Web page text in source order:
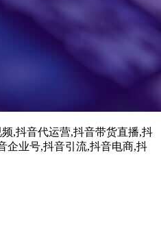
,抖音代运营,抖音带货直播,抖
企业号,抖音引流,抖音电商,抖